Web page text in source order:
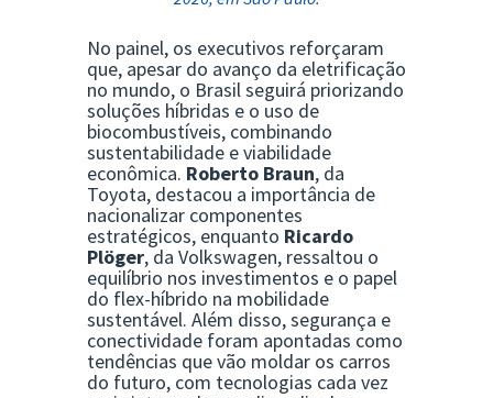
No painel, os executivos reforçaram
que, apesar do avanço da eletrificação
no mundo, o Brasil seguirá priorizando
soluções híbridas e o uso de
biocombustíveis, combinando
sustentabilidade e viabilidade
econômica. Roberto Braun, da
Toyota, destacou a importância de
nacionalizar componentes
estratégicos, enquanto Ricardo
Plöger, da Volkswagen, ressaltou o
equilíbrio nos investimentos e o papel
do flex-híbrido na mobilidade
sustentável. Além disso, segurança e
conectividade foram apontadas como
tendências que vão moldar os carros
do futuro, com tecnologias cada vez